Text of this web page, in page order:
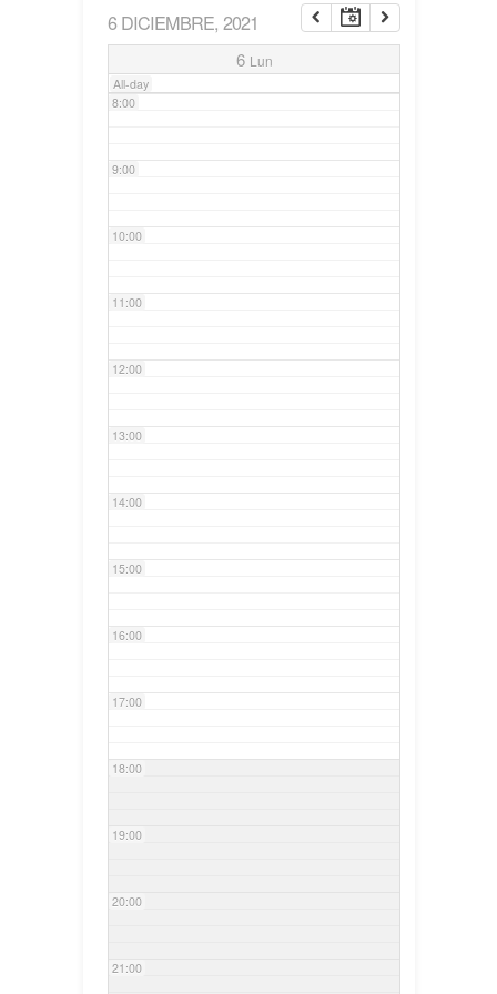
6 DICIEMBRE, 2021
6 Lun
All-day
7:00
8:00
9:00
10:00
11:00
12:00
13:00
14:00
15:00
16:00
17:00
18:00
19:00
20:00
21:00